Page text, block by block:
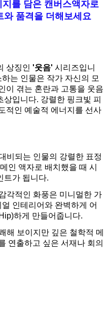
를 담은 캔버스액자로
와 품격을 더해보세요
상징인 '웃음' 시리즈입니
는 인물은 작가 자신의 모
이 겪는 혼란과 고통을 웃음
입니다. 강렬한 핑크빛 피
적인 예술적 에너지를 선사
비되는 인물의 강렬한 표정
인 액자로 배치했을 때 시
트가 됩니다.
각적인 화풍은 미니멀한 가
인테리어와 완벽하게 어
하게 만들어줍니다.
해 보이지만 깊은 철학적 메
연출하고 싶은 서재나 회의